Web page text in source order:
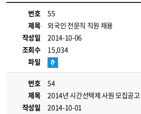
번호
55
제목
외국인 전문직 직원 채용
작성일
2014-10-06
조회수
15,034
파일
번호
54
제목
2014년 시간선택제 사원 모집공고
작성일
2014-10-01